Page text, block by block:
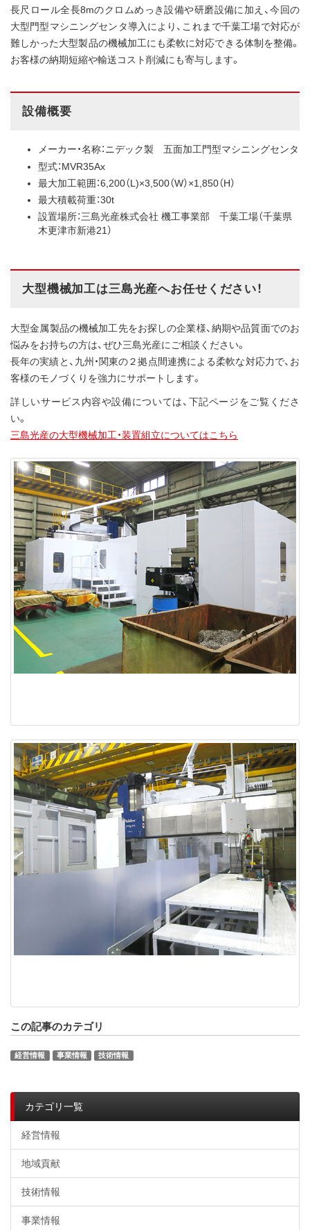
長尺ロール全長8mのクロムめっき設備や研磨設備に加え、今回の
大型門型マシニングセンタ導入により、これまで千葉工場で対応が
難しかった大型製品の機械加工にも柔軟に対応できる体制を整備。
お客様の納期短縮や輸送コスト削減にも寄与します。
設備概要
メーカー・名称：ニデック製 五面加工門型マシニングセンタ
型式：MVR35Ax
最大加工範囲：6,200（L)×3,500（W）×1,850（H）
最大積載荷重：30t
設置場所：三島光産株式会社 機工事業部 千葉工場（千葉県
木更津市新港21）
大型機械加工は三島光産へお任せください！
大型金属製品の機械加工先をお探しの企業様、納期や品質面でのお
悩みをお持ちの方は、ぜひ三島光産にご相談ください。
長年の実績と、九州・関東の２拠点間連携による柔軟な対応力で、お
客様のモノづくりを強力にサポートします。
詳しいサービス内容や設備については、下記ページをご覧くださ
い。
三島光産の大型機械加工・装置組立についてはこちら
この記事のカテゴリ
経営情報 事業情報 技術情報
カテゴリ一覧
経営情報
地域貢献
技術情報
事業情報